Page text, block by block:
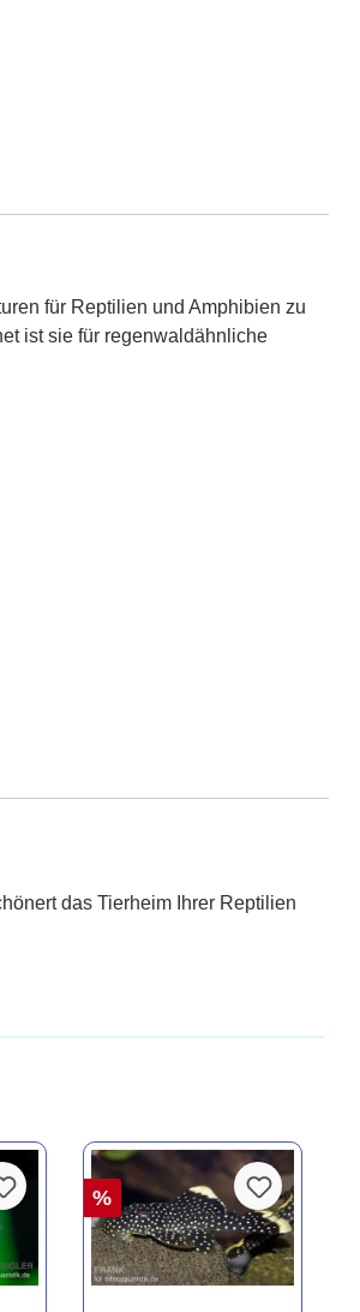
für Reptilien und Amphibien zu
ist sie für regenwaldähnliche
das Tierheim Ihrer Reptilien
%